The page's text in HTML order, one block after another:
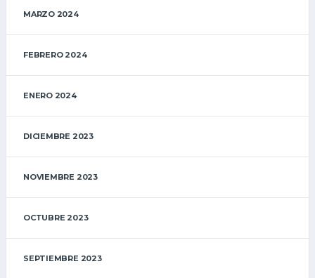
MARZO 2024
FEBRERO 2024
ENERO 2024
DICIEMBRE 2023
NOVIEMBRE 2023
OCTUBRE 2023
SEPTIEMBRE 2023